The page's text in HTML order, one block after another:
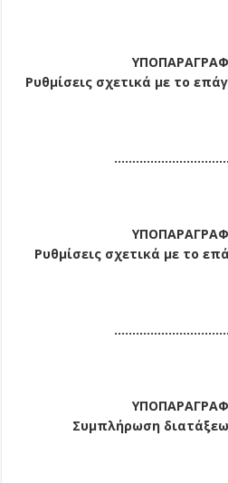
Ρυθμίσεις σχετικά με το
Ρυθμίσεις σχετικά με το
Συμπλήρωση